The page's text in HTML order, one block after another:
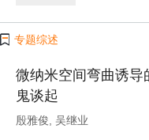
专题综述
微纳米空间弯曲诱
鬼谈起
殷雅俊 吴继业